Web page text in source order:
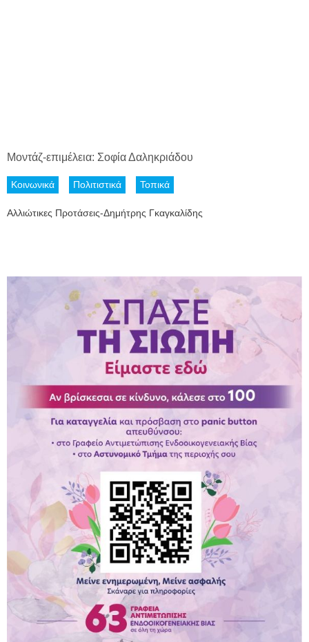
Μοντάζ-επιμέλεια: Σοφία Δαληκριάδου
Κοινωνικά Πολιτιστικά Τοπικά
Αλλιώτικες Προτάσεις-Δημήτρης Γκαγκαλίδης
Παραμένουμε Προσεκτικοί